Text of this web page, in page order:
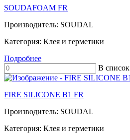
SOUDAFOAM FR
Производитель: SOUDAL
Категория: Клея и герметики
Подробнее
В список
FIRE SILICONE B1 FR
Производитель: SOUDAL
Категория: Клея и герметики